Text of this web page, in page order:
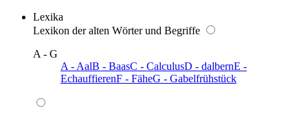
Lexika
Lexikon der alten Wörter und Begriffe
A - G
A - AalB - BaasC - CalculusD - dalbernE -
EchauffierenF - FäheG - Gabelfrühstück